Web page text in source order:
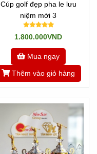
Cúp golf đẹp pha le lưu
niệm mới 3
1.800.000VND
Mua ngay
Thêm vào giỏ hàng